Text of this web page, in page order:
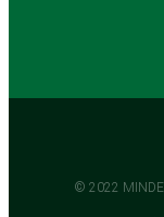
© 2022